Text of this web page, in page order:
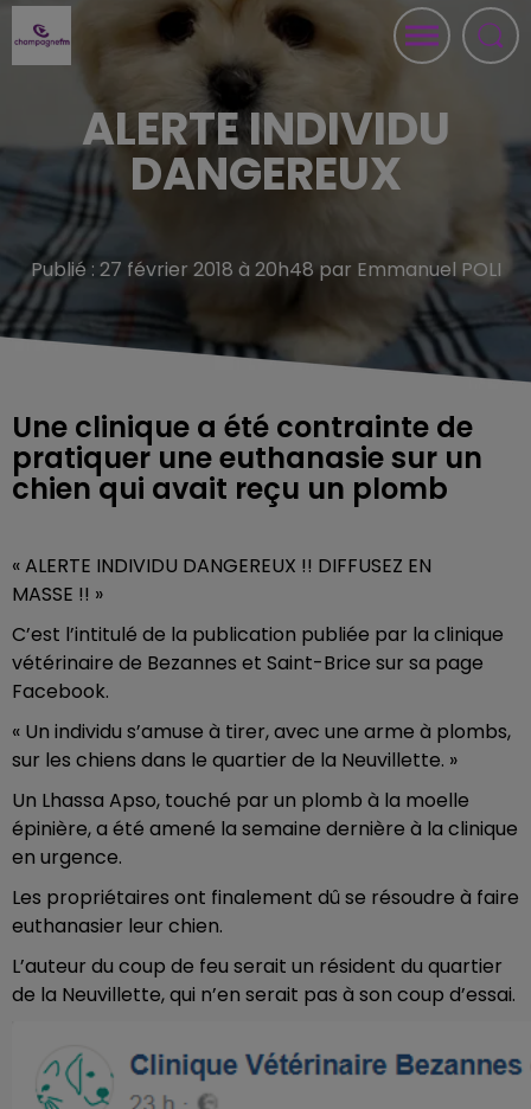
ALERTE INDIVIDU
DANGEREUX
Publié : 27 février 2018 à 20h48 par Emmanuel POLI
Une clinique a été contrainte de
pratiquer une euthanasie sur un
chien qui avait reçu un plomb
« ALERTE INDIVIDU DANGEREUX !! DIFFUSEZ EN
MASSE !! »
C’est l’intitulé de la publication publiée par la clinique
vétérinaire de Bezannes et Saint-Brice sur sa page
Facebook.
« Un individu s’amuse à tirer, avec une arme à plombs,
sur les chiens dans le quartier de la Neuvillette. »
Un Lhassa Apso, touché par un plomb à la moelle
épinière, a été amené la semaine dernière à la clinique
en urgence.
Les propriétaires ont finalement dû se résoudre à faire
euthanasier leur chien.
L’auteur du coup de feu serait un résident du quartier
de la Neuvillette, qui n’en serait pas à son coup d’essai.